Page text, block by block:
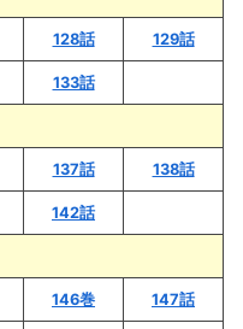
128話 129話
133話
137話 138話
142話
146巻 147話